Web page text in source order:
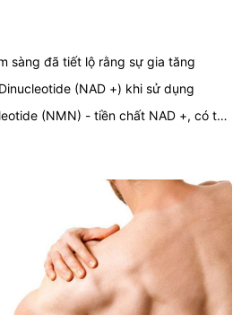
sàng đã tiết lộ rằng sự gia tăng
(NAD +) khi sử dụng
(NMN) - tiền chất NAD +, có thể
quan đến lão hóa; tuy nhiên, dữ liệu
còn hạn chế. Vậy liệu việc bổ sung
bằng đường uống có thể làm
máu và thay đổi các rối loạn chức
tham gia lớn tuổi khỏe mạnh hay